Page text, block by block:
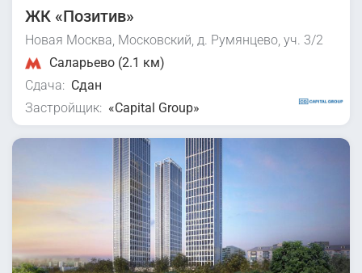
ЖК «Позитив»
Новая Москва, Московский, д. Румянцево, уч. 3/2
Саларьево (2.1 км)
Сдача: Сдан
Застройщик: «Capital Group»